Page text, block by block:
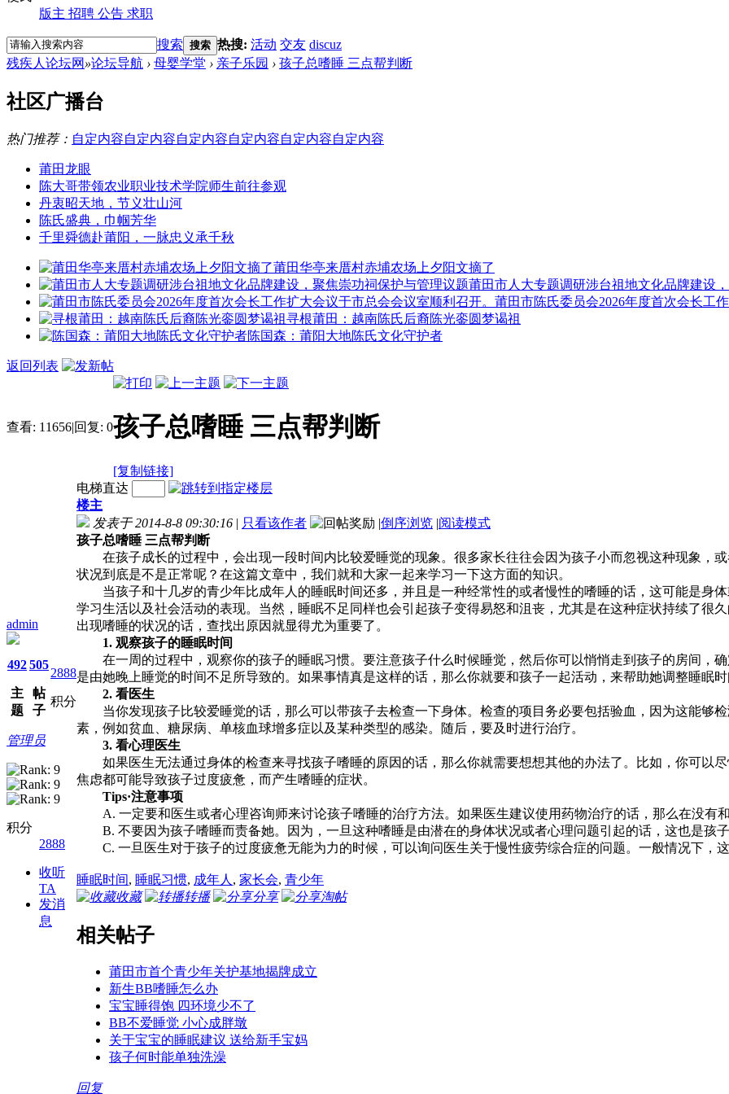
版主 招聘 公告 求职
搜索 搜索 热搜: 活动 交友 discuz
残疾人论坛网 »论坛导航 › 母婴学堂 › 亲子乐园 › 孩子总嗜睡 三点帮判断
社区广播台
热门推荐： 自定内容自定内容自定内容自定内容自定内容自定内容
莆田龙眼
陈大哥带领农业职业技术学院师生前往参观
丹衷昭天地，节义壮山河
陈氏盛典，巾帼芳华
千里舜德赴莆阳，一脉忠义承千秋
莆田华亭来厝村赤埔农场上夕阳文摘了
莆田市人大专题调研涉台祖地文化品牌建设，
莆田市陈氏委员会2026年度首次会长工
寻根莆田：越南陈氏后裔陈光銮圆梦谒祖
陈国森：莆阳大地陈氏文化守护者
返回列表
查看: 11656|回复: 0孩子总嗜睡 三点帮判断
[复制链接]
admin
492
主
题
505
帖
子
2888
积分
管理员
积分
2888
收听
TA
发消
息
电梯直达
楼主
发表于 2014-8-8 09:30:16 | 只看该作者 |倒序浏览 |阅读模式
孩子总嗜睡 三点帮判断
在孩子成长的过程中，会出现一段时间内比较爱睡觉的现象。很多家长往往会因为孩子小而忽视这种现象，
状况到底是不是正常呢？在这篇文章中，我们就和大家一起来学习一下这方面的知识。
当孩子和十几岁的青少年比成年人的睡眠时间还多，并且是一种经常性的或者慢性的嗜睡的话，这可能是身
学习生活以及社会活动的表现。当然，睡眠不足同样也会引起孩子变得易怒和沮丧，尤其是在这种症状持续了很
出现嗜睡的状况的话，查找出原因就显得尤为重要了。
1. 观察孩子的睡眠时间
在一周的过程中，观察你的孩子的睡眠习惯。要注意孩子什么时候睡觉，然后你可以悄悄走到孩子的房间，
是由她晚上睡觉的时间不足所导致的。如果事情真是这样的话，那么你就要和孩子一起活动，来帮助她调整睡眠
2. 看医生
当你发现孩子比较爱睡觉的话，那么可以带孩子去检查一下身体。检查的项目务必要包括验血，因为这能够
素，例如贫血、糖尿病、单核血球增多症以及某种类型的感染。随后，要及时进行治疗。
3. 看心理医生
如果医生无法通过身体的检查来寻找孩子嗜睡的原因的话，那么你就需要想想其他的办法了。比如，你可以
焦虑都可能导致孩子过度疲惫，而产生嗜睡的症状。
Tips·注意事项
A. 一定要和医生或者心理咨询师来讨论孩子嗜睡的治疗方法。如果医生建议使用药物治疗的话，那么在没有
B. 不要因为孩子嗜睡而责备她。因为，一旦这种嗜睡是由潜在的身体状况或者心理问题引起的话，这也是孩
C. 一旦医生对于孩子的过度疲惫无能为力的时候，可以询问医生关于慢性疲劳综合症的问题。一般情况下，
睡眠时间, 睡眠习惯, 成年人 , 家长会, 青少年
收藏
转播 分享 淘帖
相关帖子
莆田市首个青少年关护基地揭牌成立
新生BB嗜睡怎么办
宝宝睡得饱 四环境少不了
BB不爱睡觉 小心成胖墩
关于宝宝的睡眠建议 送给新手宝妈
孩子何时能单独洗澡
回复